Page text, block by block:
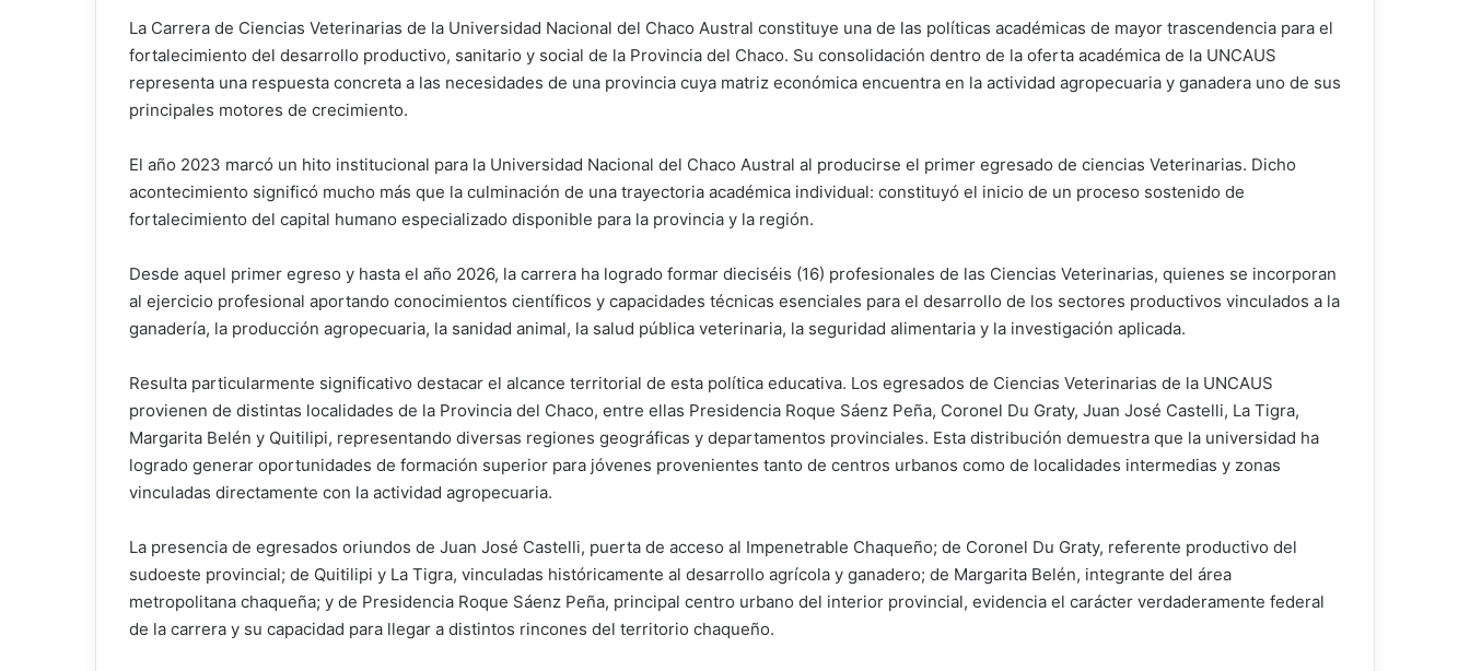
La Carrera de Ciencias Veterinarias de la Universidad Nacional del Chaco Austral constituye una de las políticas académicas de mayor trascendencia para el
fortalecimiento del desarrollo productivo, sanitario y social de la Provincia del Chaco. Su consolidación dentro de la oferta académica de la UNCAUS
representa una respuesta concreta a las necesidades de una provincia cuya matriz económica encuentra en la actividad agropecuaria y ganadera uno de sus
principales motores de crecimiento.
El año 2023 marcó un hito institucional para la Universidad Nacional del Chaco Austral al producirse el primer egresado de ciencias Veterinarias. Dicho
acontecimiento significó mucho más que la culminación de una trayectoria académica individual: constituyó el inicio de un proceso sostenido de
fortalecimiento del capital humano especializado disponible para la provincia y la región.
Desde aquel primer egreso y hasta el año 2026, la carrera ha logrado formar dieciséis (16) profesionales de las Ciencias Veterinarias, quienes se incorporan
al ejercicio profesional aportando conocimientos científicos y capacidades técnicas esenciales para el desarrollo de los sectores productivos vinculados a la
ganadería, la producción agropecuaria, la sanidad animal, la salud pública veterinaria, la seguridad alimentaria y la investigación aplicada.
Resulta particularmente significativo destacar el alcance territorial de esta política educativa. Los egresados de Ciencias Veterinarias de la UNCAUS
provienen de distintas localidades de la Provincia del Chaco, entre ellas Presidencia Roque Sáenz Peña, Coronel Du Graty, Juan José Castelli, La Tigra,
Margarita Belén y Quitilipi, representando diversas regiones geográficas y departamentos provinciales. Esta distribución demuestra que la universidad ha
logrado generar oportunidades de formación superior para jóvenes provenientes tanto de centros urbanos como de localidades intermedias y zonas
vinculadas directamente con la actividad agropecuaria.
La presencia de egresados oriundos de Juan José Castelli, puerta de acceso al Impenetrable Chaqueño; de Coronel Du Graty, referente productivo del
sudoeste provincial; de Quitilipi y La Tigra, vinculadas históricamente al desarrollo agrícola y ganadero; de Margarita Belén, integrante del área
metropolitana chaqueña; y de Presidencia Roque Sáenz Peña, principal centro urbano del interior provincial, evidencia el carácter verdaderamente federal
de la carrera y su capacidad para llegar a distintos rincones del territorio chaqueño.